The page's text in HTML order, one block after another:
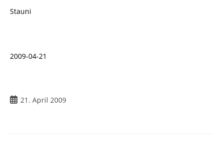
Stauni
2009-04-21
Beitrag
21. April 2009